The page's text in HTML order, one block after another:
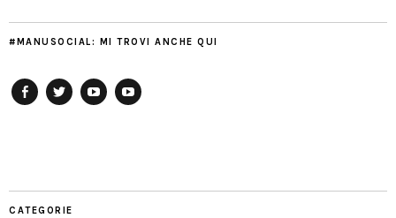
#MANUSOCIAL: MI TROVI ANCHE QUI
CATEGORIE